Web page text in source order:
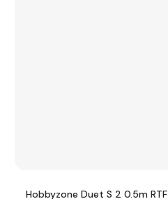
Hobbyzone Duet S 2 0.5m RTF